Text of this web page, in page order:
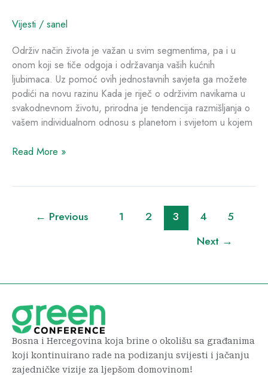
Vijesti / sanel
Održiv način života je važan u svim segmentima, pa i u
onom koji se tiče odgoja i održavanja vaših kućnih
ljubimaca. Uz pomoć ovih jednostavnih savjeta ga možete
podići na novu razinu Kada je riječ o održivim navikama u
svakodnevnom životu, prirodna je tendencija razmišljanja o
vašem individualnom odnosu s planetom i svijetom u kojem
Read More »
← Previous 1 2 3 4
5
Next →
Bosna i Hercegovina koja brine o okolišu sa građanima
koji kontinuirano rade na podizanju svijesti i jačanju
zajedničke vizije za ljepšom domovinom!